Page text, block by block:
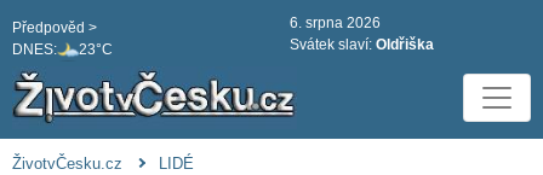
DNES: 23°C
Předpověd >
6. srpna 2026
Svátek slaví: Oldřiška
ŽivotvČesku.cz LIDÉ